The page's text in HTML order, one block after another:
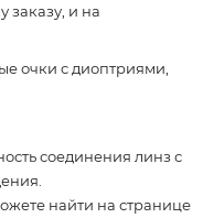
заказу, и на
очки с диоптриями,
соединения линз с
найти на странице